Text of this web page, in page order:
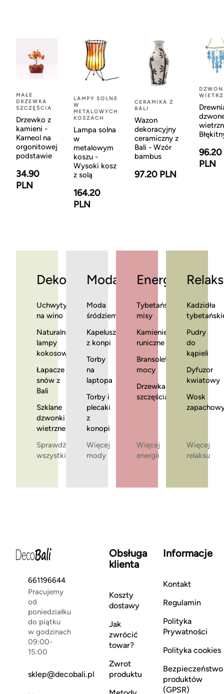
MAŁE
DRZEWKA
SZCZĘŚCIA
Drzewko z
kamieni -
Karneol na
orgonitowej
podstawie
34.90
PLN
LAMPY SOLNE
W
METALOWYCH
KOSZACH
Lampa solna
w
metalowym
koszu -
Wysoki kosz
z solą
164.20
PLN
CERAMIKA Z
BALI
Wazon
dekoracyjny
ceramiczny z
Bali - Wzór
bambus
97.20 PLN
96.20
PLN
Dekoracje
Uchwyty
na wino
Naturalne
lampy
kokosowe
Łapacze
snów z
Bali
Szklane
dzwonki
wietrzne
Sprawdź
wszystkie
Moda
Moda
śródziemnomorska
Kapelusze
z konpi
Torby
na
laptopa
Torby i
plecaki
z
konopi
Więcej
mody
Energia
Tybetańskie
misy
Kamienie
runiczne
Bransoletki
mocy
Drzewka
szczęścia
Więcej
energii
Relaks
Kadzidła
Pudry
do
kąpieli
Dyfuzor
kwiatowy
Wosk
Więcej
relaksu
661196644
Pracujemy
od
poniedziałku
do piątku
w godzinach
09:00-
15:00
sklep@decobali.pl
Obsługa
klienta
Koszty
dostawy
Jak
zwrócić
towar?
Zwrot
produktu
Informacje
Kontakt
Regulamin
Polityka
Prywatności
Polityka cookies
Bezpieczeństwo
produktów
(GPSR)